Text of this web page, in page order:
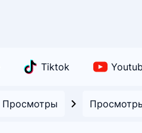
Tiktok
Просмотры